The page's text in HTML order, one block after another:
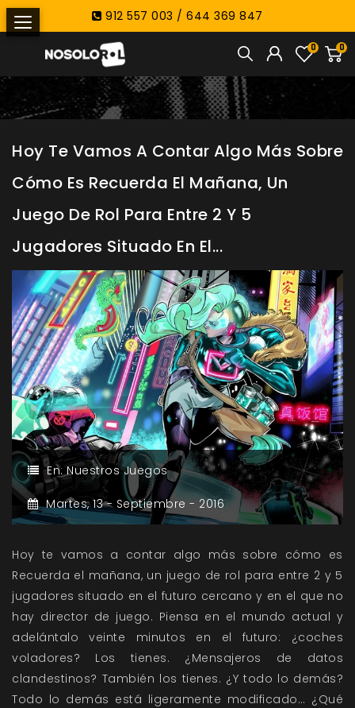
912 557 003 / 644 369 847
0
0
Hoy Te Vamos A Contar Algo Más Sobre
Cómo Es Recuerda El Mañana, Un
Juego De Rol Para Entre 2 Y 5
Jugadores Situado En El...
En:Nuestros Juegos
Martes,13 - Septiembre - 2016
Hoy te vamos a contar algo más sobre cómo es
Recuerda el mañana, un juego de rol para entre 2 y 5
jugadores situado en el futuro cercano y en el que no
hay director de juego. Piensa en el mundo actual y
adelántalo veinte minutos en el futuro: ¿coches
voladores? Los tienes. ¿Mensajeros de datos
clandestinos? También los tienes. ¿Y todo lo demás?
Todo lo demás está ligeramente modificado… ¿Qué